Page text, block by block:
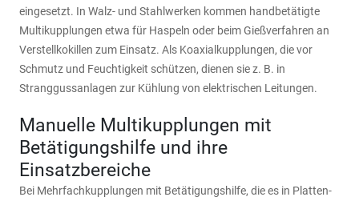
eingesetzt. In Walz- und Stahlwerken kommen handbetätigte
Multikupplungen etwa für Haspeln oder beim Gießverfahren an
Verstellkokillen zum Einsatz. Als Koaxialkupplungen, die vor
Schmutz und Feuchtigkeit schützen, dienen sie z. B. in
Stranggussanlagen zur Kühlung von elektrischen Leitungen.
Manuelle Multikupplungen mit
Betätigungshilfe und ihre
Einsatzbereiche
Bei Mehrfachkupplungen mit Betätigungshilfe, die es in Platten-